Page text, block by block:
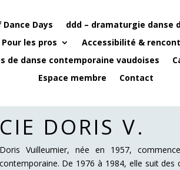
Dance Days ddd – dramaturgie danse
Pour les pros Accessibilité &
de danse contemporaine vaudoises
Espace membre
Contact
CIE DORIS V.
Doris Vuilleumier, née en 1957,
contemporaine. De 1976 à 1984, elle suit